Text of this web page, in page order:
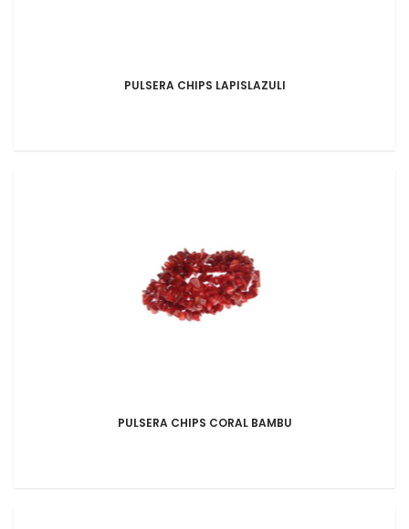
PULSERA CHIPS LAPISLAZULI
PULSERA CHIPS CORAL BAMBU